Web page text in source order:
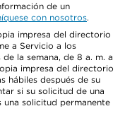
de un
con nosotros.
impresa del directorio
a Servicio a los
la semana, de 8 a. m. a
impresa del directorio
hábiles después de su
si su solicitud de una
una solicitud permanente